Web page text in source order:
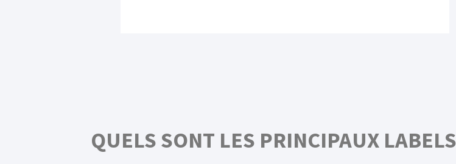
QUELS SONT LES PRINCIPAUX